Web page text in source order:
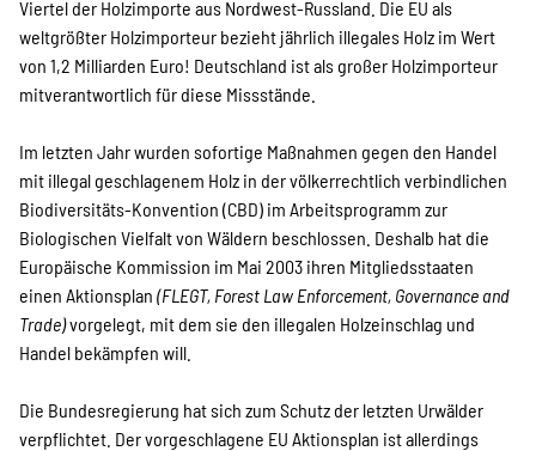
Kontakt
Indonesian
Suche
Viertel der Holzimporte aus Nordwest-Russland. Die EU als
weltgrößter Holzimporteur bezieht jährlich illegales Holz im Wert
von 1,2 Milliarden Euro! Deutschland ist als großer Holzimporteur
mitverantwortlich für diese Missstände.
Im letzten Jahr wurden sofortige Maßnahmen gegen den Handel
mit illegal geschlagenem Holz in der völkerrechtlich verbindlichen
Biodiversitäts-Konvention (CBD) im Arbeitsprogramm zur
Biologischen Vielfalt von Wäldern beschlossen. Deshalb hat die
Europäische Kommission im Mai 2003 ihren Mitgliedsstaaten
einen Aktionsplan (FLEGT, Forest Law Enforcement, Governance and
Trade)vorgelegt, mit dem sie den illegalen Holzeinschlag und
Handel bekämpfen will.
Die Bundesregierung hat sich zum Schutz der letzten Urwälder
verpflichtet. Der vorgeschlagene EU Aktionsplan ist allerdings